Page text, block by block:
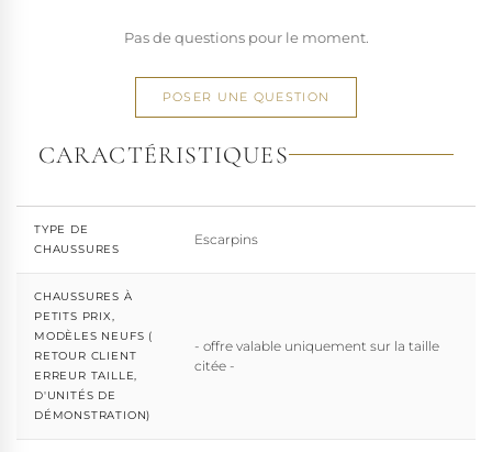
Pas de questions pour le moment.
POSER UNE QUESTION
CARACTÉRISTIQUES
TYPE DE
CHAUSSURES
Escarpins
CHAUSSURES À
PETITS PRIX,
MODÈLES NEUFS (
RETOUR CLIENT
ERREUR TAILLE,
D'UNITÉS DE
DÉMONSTRATION)
- offre valable uniquement sur la taille
citée -